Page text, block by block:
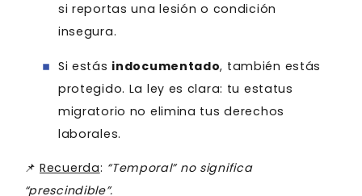
si reportas una lesión o condición
insegura.
Si estás indocumentado, también estás
protegido. La ley es clara: tu estatus
migratorio no elimina tus derechos
laborales.
📌Recuerda: “Temporal” no significa
“prescindible”.